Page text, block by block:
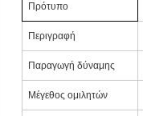
Πρότυπο
Περιγραφή
Παραγωγή δύναμης
Μέγεθος ομιλητών